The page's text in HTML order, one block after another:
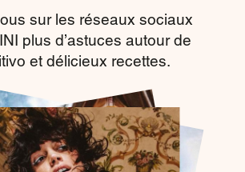
sur les réseaux sociaux
plus d’astuces autour de
et délicieux recettes.